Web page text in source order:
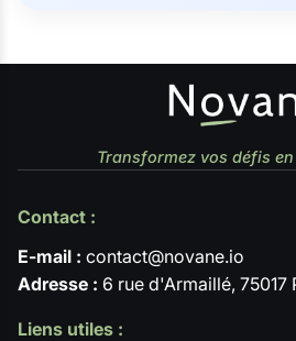
Transformez vos défis
Contact :
E-mail : contact@novane.io
Adresse : 6 rue d'Armaillé, 75017
Liens utiles :